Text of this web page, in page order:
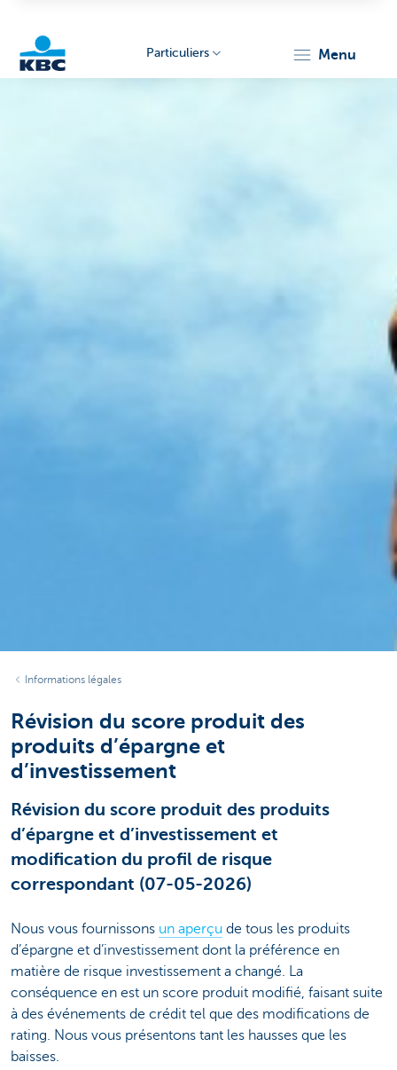
Particuliers menu
Informations légales
Révision du score produit des
produits d’épargne et
d’investissement
Révision du score produit des produits
d’épargne et d’investissement et
modification du profil de risque
correspondant (07-05-2026)
Nous vous fournissons un aperçu de tous les produits
d’épargne et d’investissement dont la préférence en
matière de risque investissement a changé. La
conséquence en est un score produit modifié, faisant suite
à des événements de crédit tel que des modifications de
rating. Nous vous présentons tant les hausses que les
baisses.